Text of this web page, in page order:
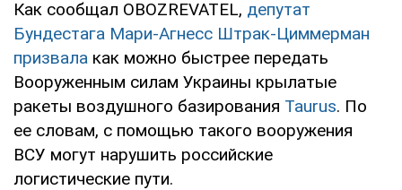
Как сообщал OBOZREVATEL, депутат
Бундестага Мари-Агнесс Штрак-Циммерман
призвала как можно быстрее передать
Вооруженным силам Украины крылатые
ракеты воздушного базирования Taurus. По
ее словам, с помощью такого вооружения
ВСУ могут нарушить российские
логистические пути.